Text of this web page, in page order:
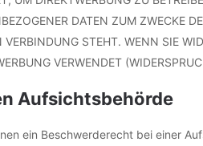
DATEN ZUM ZWECKE
STEHT. WENN SIE
VERWENDET
Aufsichts­behörde
ein Beschwerderecht bei einer